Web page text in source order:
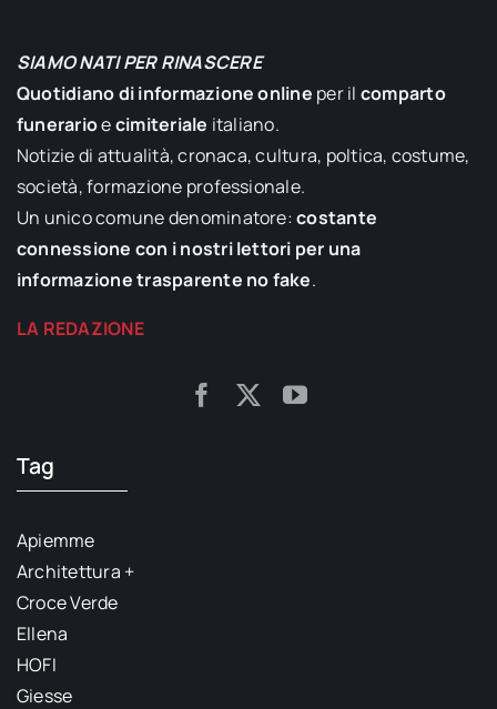
SIAMO NATI PER RINASCERE
Quotidiano di informazione online per il comparto
funerarioecimiteriale italiano.
Notizie di attualità, cronaca, cultura, poltica, costume,
società, formazione professionale.
Un unico comune denominatore:costante
connessione con i nostri lettori per una
informazione trasparente no fake.
LA REDAZIONE
Tag
Apiemme
Architettura +
Croce Verde
Ellena
HOFI
Giesse